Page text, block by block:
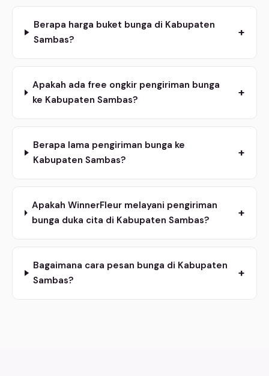
Berapa harga buket bunga di Kabupaten
Sambas?
+
Apakah ada free ongkir pengiriman bunga
ke Kabupaten Sambas?
+
Berapa lama pengiriman bunga ke
Kabupaten Sambas?
+
Apakah WinnerFleur melayani pengiriman
bunga duka cita di Kabupaten Sambas?
+
Bagaimana cara pesan bunga di Kabupaten
Sambas?
+